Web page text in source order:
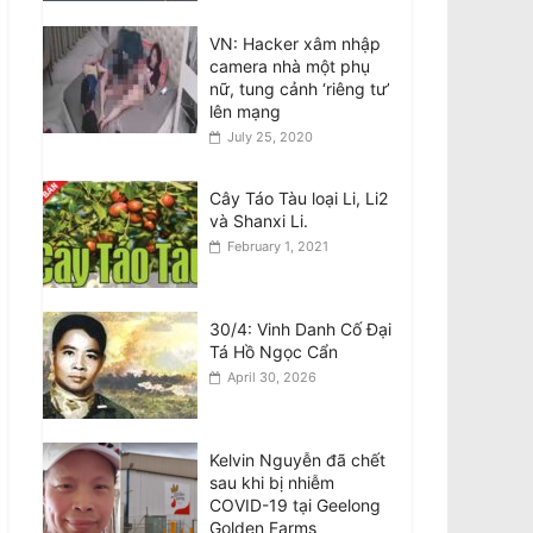
Báo ngày 7/8 của Ô.
Nguyễn Quang Duy:
Sự Nguyện Biện Và
Hành Vi Vu Khống Hàm
Hồ Bắt Nguồn Từ Sự Gian Dối Nội Quy
Tân BCH CĐNVTD-VIC:
Tóm Tắt Thư Luật Sư
VN: Hacker xâm nhập
camera nhà một phụ
nữ, tung cảnh ‘riêng tư’
lên mạng
July 25, 2020
Cây Táo Tàu loại Li, Li2
và Shanxi Li.
February 1, 2021
30/4: Vinh Danh Cố Đại
Tá Hồ Ngọc Cẩn
April 30, 2026
Kelvin Nguyễn đã chết
sau khi bị nhiễm
COVID-19 tại Geelong
Golden Farms